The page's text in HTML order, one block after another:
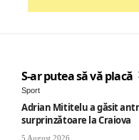
S-ar putea să vă placă
Sport
Adrian Mititelu a găsit
surprinzătoare la Craiova
5 August 2026